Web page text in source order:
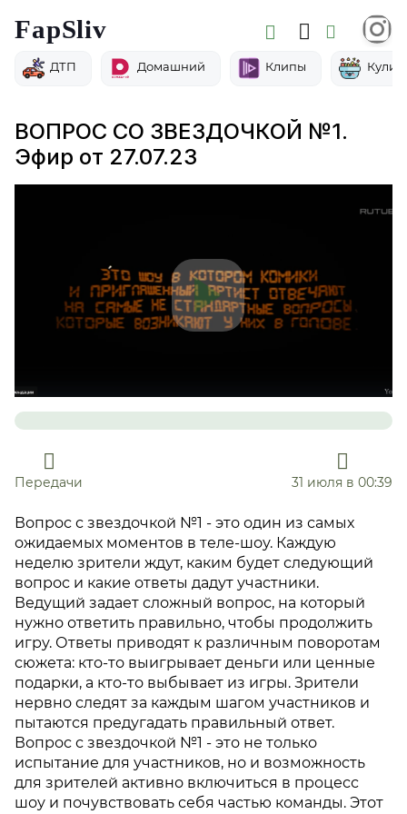
FapSliv
ДТП Домашний Клипы
ВОПРОС СО ЗВЕЗДОЧКОЙ №1.
Эфир от 27.07.23
Передачи 31 июля в 00:39
Вопрос с звездочкой №1 - это один из самых
ожидаемых моментов в теле-шоу. Каждую
неделю зрители ждут, каким будет следующий
вопрос и какие ответы дадут участники.
Ведущий задает сложный вопрос, на который
нужно ответить правильно, чтобы продолжить
игру. Ответы приводят к различным поворотам
сюжета: кто-то выигрывает деньги или ценные
подарки, а кто-то выбывает из игры. Зрители
нервно следят за каждым шагом участников и
пытаются предугадать правильный ответ.
Вопрос с звездочкой №1 - это не только
испытание для участников, но и возможность
для зрителей активно включиться в процесс
шоу и почувствовать себя частью команды. Этот